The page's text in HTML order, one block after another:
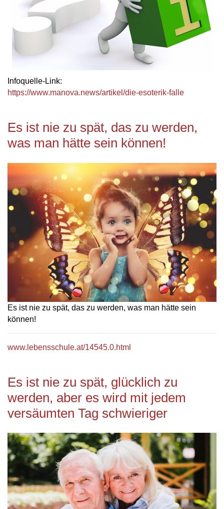
Infoquelle-Link:
https://www.manova.news/artikel/die-esoterik-falle
Es ist nie zu spät, das zu werden,
was man hätte sein können!
Es ist nie zu spät, das zu werden, was man hätte sein
können!
www.lebensschule.at/14545.0.html
Es ist nie zu spät, glücklich zu
werden, aber es wird mit jedem
versäumten Tag schwieriger